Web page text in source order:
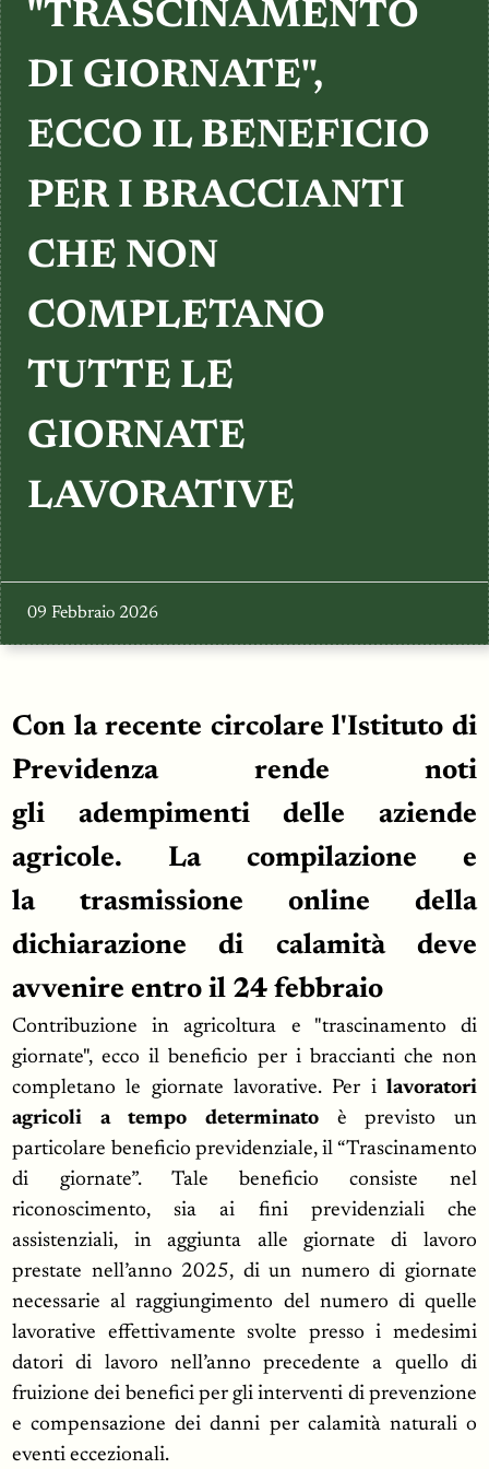
TESTIMONIANZE
"TRASCINAMENTO
DI GIORNATE",
ECCO IL BENEFICIO
PER I BRACCIANTI
CHE NON
COMPLETANO
TUTTE LE
GIORNATE
LAVORATIVE
09 Febbraio 2026
Con la recente circolare l'Istituto di
Previdenza rende noti
gli adempimenti delle aziende
agricole. La compilazione e
la trasmissione online della
dichiarazione di calamità deve
avvenire entro il 24 febbraio
Contribuzione in agricoltura e "trascinamento di
giornate", ecco il beneficio per i braccianti che non
completano le giornate lavorative. Per i lavoratori
agricoli a tempo determinato è previsto un
particolare beneficio previdenziale, il “Trascinamento
di giornate”. Tale beneficio consiste nel
riconoscimento, sia ai fini previdenziali che
assistenziali, in aggiunta alle giornate di lavoro
prestate nell’anno 2025, di un numero di giornate
necessarie al raggiungimento del numero di quelle
lavorative effettivamente svolte presso i medesimi
datori di lavoro nell’anno precedente a quello di
fruizione dei benefici per gli interventi di prevenzione
e compensazione dei danni per calamità naturali o
eventi eccezionali.